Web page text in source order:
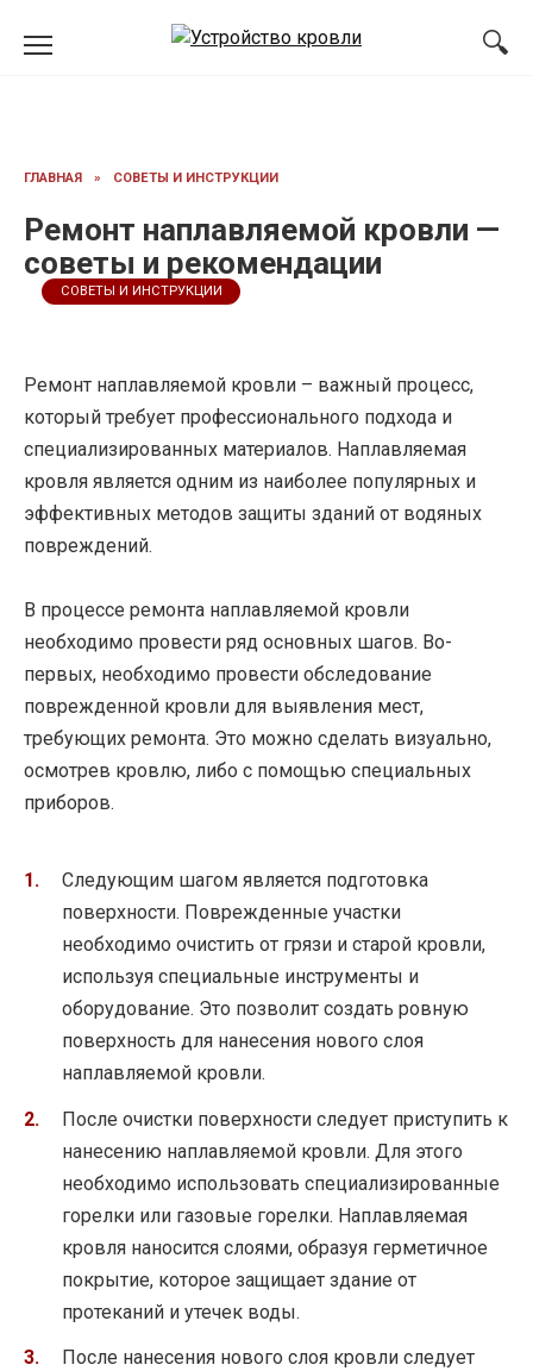
ГЛАВНАЯ » СОВЕТЫ И ИНСТРУКЦИИ
Ремонт наплавляемой кровли —
советы и рекомендации
СОВЕТЫ И ИНСТРУКЦИИ
Ремонт наплавляемой кровли – важный процесс,
который требует профессионального подхода и
специализированных материалов. Наплавляемая
кровля является одним из наиболее популярных и
эффективных методов защиты зданий от водяных
повреждений.
В процессе ремонта наплавляемой кровли
необходимо провести ряд основных шагов. Во-
первых, необходимо провести обследование
поврежденной кровли для выявления мест,
требующих ремонта. Это можно сделать визуально,
осмотрев кровлю, либо с помощью специальных
приборов.
Следующим шагом является подготовка
поверхности. Поврежденные участки
необходимо очистить от грязи и старой кровли,
используя специальные инструменты и
оборудование. Это позволит создать ровную
поверхность для нанесения нового слоя
наплавляемой кровли.
После очистки поверхности следует приступить к
нанесению наплавляемой кровли. Для этого
необходимо использовать специализированные
горелки или газовые горелки. Наплавляемая
кровля наносится слоями, образуя герметичное
покрытие, которое защищает здание от
протеканий и утечек воды.
После нанесения нового слоя кровли следует